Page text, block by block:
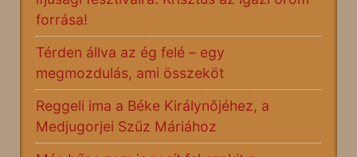
forrása!
Térden állva az ég felé – egy
megmozdulás, ami összeköt
Reggeli ima a Béke Királynőjéhez, a
Medjugorjei Szűz Máriához